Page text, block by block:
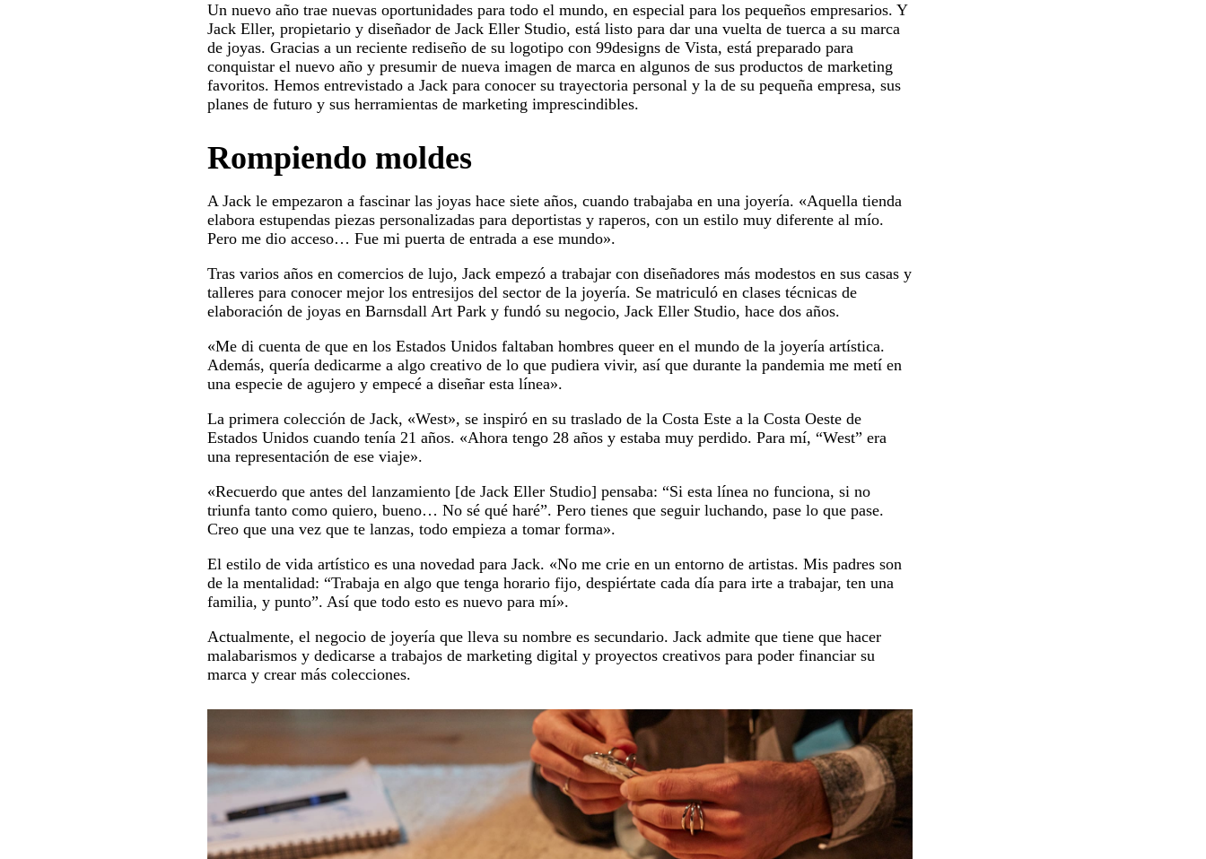
Un nuevo año trae nuevas oportunidades para todo el mundo, en especial para los pequeños empresarios. Y
Jack Eller, propietario y diseñador de Jack Eller Studio, está listo para dar una vuelta de tuerca a su marca
de joyas. Gracias a un reciente rediseño de su logotipo con 99designs de Vista, está preparado para
conquistar el nuevo año y presumir de nueva imagen de marca en algunos de sus productos de marketing
favoritos. Hemos entrevistado a Jack para conocer su trayectoria personal y la de su pequeña empresa, sus
planes de futuro y sus herramientas de marketing imprescindibles.
Rompiendo moldes
A Jack le empezaron a fascinar las joyas hace siete años, cuando trabajaba en una joyería. «Aquella tienda
elabora estupendas piezas personalizadas para deportistas y raperos, con un estilo muy diferente al mío.
Pero me dio acceso… Fue mi puerta de entrada a ese mundo».
Tras varios años en comercios de lujo, Jack empezó a trabajar con diseñadores más modestos en sus casas y
talleres para conocer mejor los entresijos del sector de la joyería. Se matriculó en clases técnicas de
elaboración de joyas en Barnsdall Art Park y fundó su negocio, Jack Eller Studio, hace dos años.
«Me di cuenta de que en los Estados Unidos faltaban hombres queer en el mundo de la joyería artística.
Además, quería dedicarme a algo creativo de lo que pudiera vivir, así que durante la pandemia me metí en
una especie de agujero y empecé a diseñar esta línea».
La primera colección de Jack, «West», se inspiró en su traslado de la Costa Este a la Costa Oeste de
Estados Unidos cuando tenía 21 años. «Ahora tengo 28 años y estaba muy perdido. Para mí, “West” era
una representación de ese viaje».
«Recuerdo que antes del lanzamiento [de Jack Eller Studio] pensaba: “Si esta línea no funciona, si no
triunfa tanto como quiero, bueno… No sé qué haré”. Pero tienes que seguir luchando, pase lo que pase.
Creo que una vez que te lanzas, todo empieza a tomar forma».
El estilo de vida artístico es una novedad para Jack. «No me crie en un entorno de artistas. Mis padres son
de la mentalidad: “Trabaja en algo que tenga horario fijo, despiértate cada día para irte a trabajar, ten una
familia, y punto”. Así que todo esto es nuevo para mí».
Actualmente, el negocio de joyería que lleva su nombre es secundario. Jack admite que tiene que hacer
malabarismos y dedicarse a trabajos de marketing digital y proyectos creativos para poder financiar su
marca y crear más colecciones.